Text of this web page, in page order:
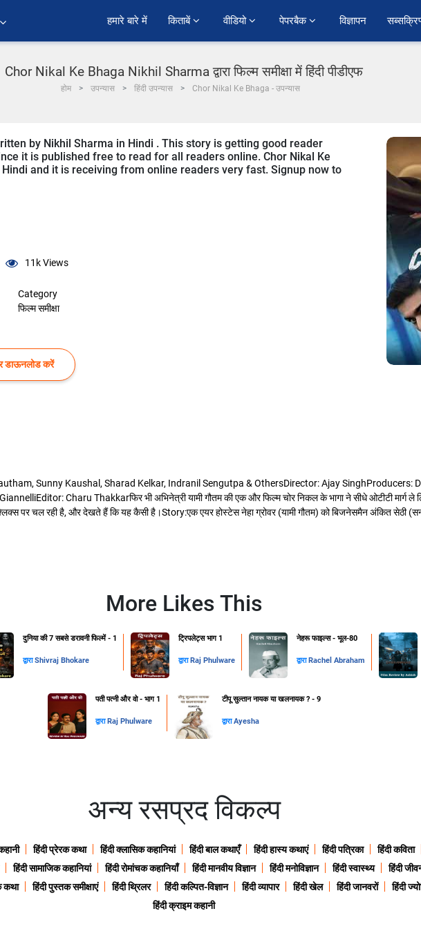
हमारे बारे में किताबें वीडियो पेपरबैक विज्ञापन
Chor Nikal Ke Bhaga Nikhil Sharma द्वारा फिल्म समीक्षा में हिंदी पीडीएफ
होम उपन्यास हिंदी उपन्यास Chor Nikal Ke Bhaga - उपन्यास
by Nikhil Sharma in Hindi . This story is getting good reader
it is published free to read for all readers online. Chor Nikal Ke
and it is receiving from online readers very fast. Signup now to
11kViews
Category
फिल्म समीक्षा
डाऊनलोड करें
Sunny Kaushal, Sharad Kelkar, Indranil Sengutpa & OthersDirector: Ajay SinghProducers:
Charu Thakkarफिर भी अभिनेत्री यामी गौतम की एक और फिल्म चोर निकल के भागा ने सीधे ओटीटी मार्ग ले
पर चल रही है, और देखते हैं कि यह कैसी है।Story:एक एयर होस्टेस नेहा ग्रोवर (यामी गौतम) को बिजनेसमैन अंकित सेठी (सनी
More Likes This
दुनिया की 7 सबसे डरावनी फिल्में - 1
द्वाराShivraj Bhokare
ट्रिपलेट्स भाग 1
द्वारा Raj Phulware
नेहरू फाइल्स - भूल-80
द्वारा Rachel Abraham
पती पत्नी और वो - भाग 1
द्वारा Raj Phulware
टीपू सुल्तान नायक या खलनायक ? - 9
द्वाराAyesha
अन्य रसप्रद विकल्प
हिंदी प्रेरक कथा हिंदी क्लासिक कहानियां हिंदी बाल कथाएँ हिंदी हास्य कथाएं हिंदी पत्रिका हिंदी कविता
हिंदी सामाजिक कहानियां हिंदी रोमांचक कहानियाँ हिंदी मानवीय विज्ञान हिंदी मनोविज्ञान हिंदी स्वास्थ्य हिंदी
कथा हिंदी पुस्तक समीक्षाएं हिंदी थ्रिलर हिंदी कल्पित-विज्ञान हिंदी व्यापार हिंदी खेल हिंदी जानवरों हिंदी
हिंदी क्राइम कहानी